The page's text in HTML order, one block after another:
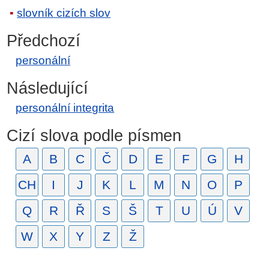
slovník cizích slov
Předchozí
personální
Následující
personální integrita
Cizí slova podle písmen
A B C Č D E F G
H
CH
I J K L M N O
P
Q
R Ř S Š T U Ú
V
W
X Y Z Ž